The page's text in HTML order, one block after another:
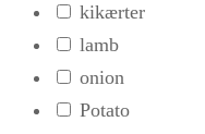
kikærter
lamb
onion
Potato